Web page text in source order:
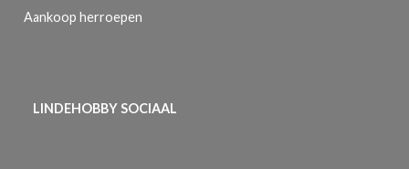
Aankoop herroepen
LINDEHOBBY SOCIAAL